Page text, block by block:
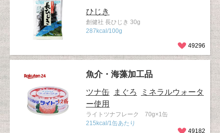
ひじき
創健社 長ひじき 30g
287kcal/100g
49296
魚介・海藻加工品
ツナ缶 まぐろ
ミネラルウォータ
ー使用
ライトツナフレーク 70g×1缶
215kcal/1缶あたり
49182